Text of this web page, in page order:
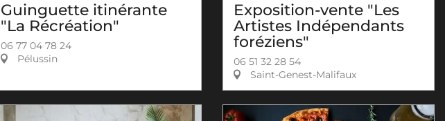
Guinguette itinérante
"La Récréation"
06 77 04 78 24
Pélussin
Exposition-vente "Les
Artistes Indépendants
foréziens"
06 51 32 28 54
Saint-Genest-Malifaux